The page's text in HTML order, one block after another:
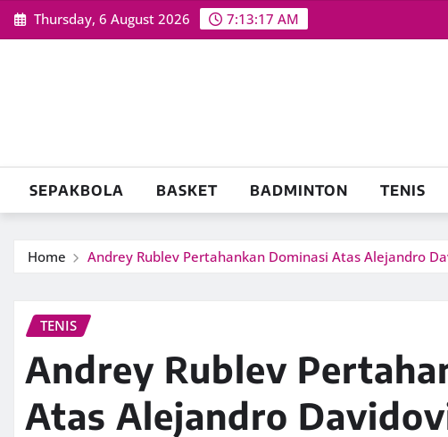
Skip
to
Thursday, 6 August 2026 7:13:18 AM
SEPAKBOLA BASKET BADMINTON TENIS
Home Andrey Rublev Pertahankan Dominasi Atas Alejandro
TENIS
Andrey Rublev
Atas Alejandro